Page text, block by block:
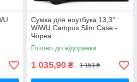
Сумка для ноутбука 13,3''
WiWU Campus Slim Case -
Чорна
Готово до відправки
1 035,90 ₴ 1 151 ₴